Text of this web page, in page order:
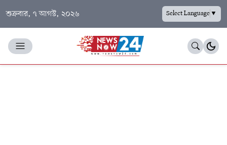
শুক্রবার, ৭ আগস্ট, ২০২৬ Select Language▼